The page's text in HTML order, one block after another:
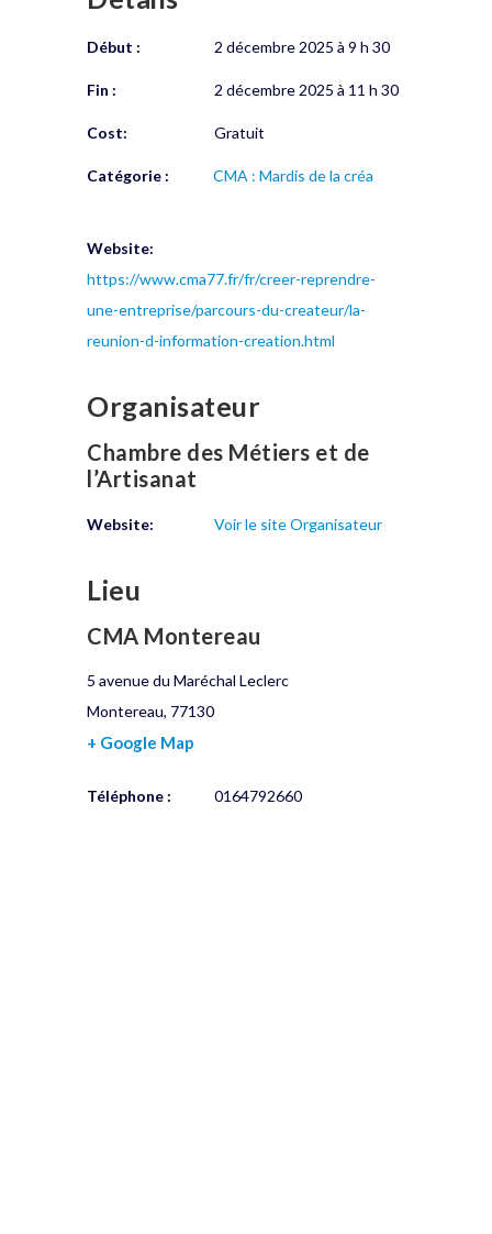
Début : 2 décembre 2025 à 9 h 30
Fin : 2 décembre 2025 à 11 h 30
Cost: Gratuit
Catégorie : CMA : Mardis de la créa
Website:
https://www.cma77.fr/fr/creer-reprendre-
une-entreprise/parcours-du-createur/la-
reunion-d-information-creation.html
Organisateur
Chambre des Métiers et de
l’Artisanat
Website: Voir le site Organisateur
Lieu
CMA Montereau
5 avenue du Maréchal Leclerc
Montereau, 77130
+ Google Map
Téléphone : 0164792660